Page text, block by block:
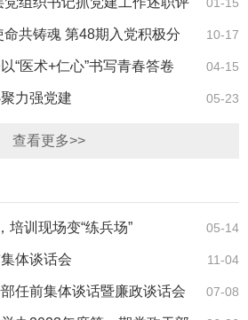
10-17
共铸魂 第48期入党积极分
04-15
“医术+仁心”书写青春答卷
05-23
力强党建
查看更多>>
05-14
培训现场变“练兵场”
11-04
体谈话会
07-08
任前集体谈话暨廉政谈话会